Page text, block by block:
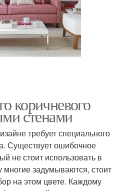
коричневого
стенами
требует специального
Существует ошибочное
не стоит использовать в
многие задумываются, стоит
на этом цвете. Каждому